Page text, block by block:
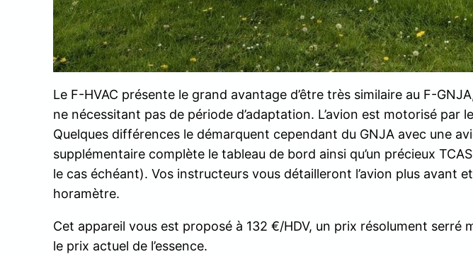
Le F-HVAC présente le grand avantage d’être très similaire au F-
ne nécessitant pas de période d’adaptation. L’avion est motorisé
Quelques différences le démarquent cependant du GNJA avec une
supplémentaire complète le tableau de bord ainsi qu’un précieux TCAS
le cas échéant). Vos instructeurs vous détailleront l’avion plus
horamètre.
Cet appareil vous est proposé à 132 €/HDV, un prix résolument
le prix actuel de l’essence.